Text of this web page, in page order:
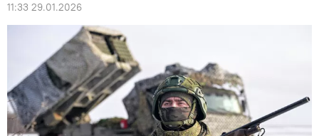
11:33 29.01.2026